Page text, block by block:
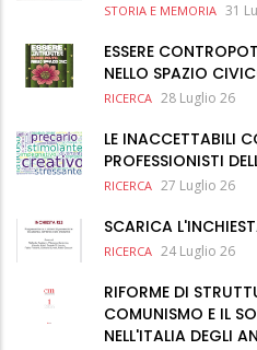
STORIA E MEMORIA 31
ESSERE
NELLO SPAZIO
RICERCA 28 Luglio 26
LE INACCETTABILI
PROFESSIONISTI
RICERCA 27 Luglio 26
SCARICA
RICERCA 24 Luglio 26
RIFORME DI
COMUNISMO E IL
NELL'ITALIA DEGLI